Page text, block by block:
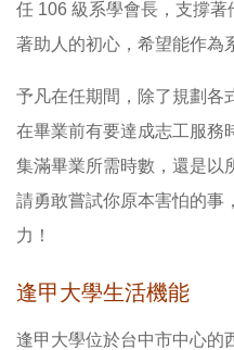
任 106 級系學會長，支撐
著助人的初心，希望能作為
予凡在任期間，除了規劃各
在畢業前有要達成志工服務
集滿畢業所需時數，還是以
請勇敢嘗試你原本害怕的事
力！
逢甲大學生活機能
逢甲大學位於台中市中心的